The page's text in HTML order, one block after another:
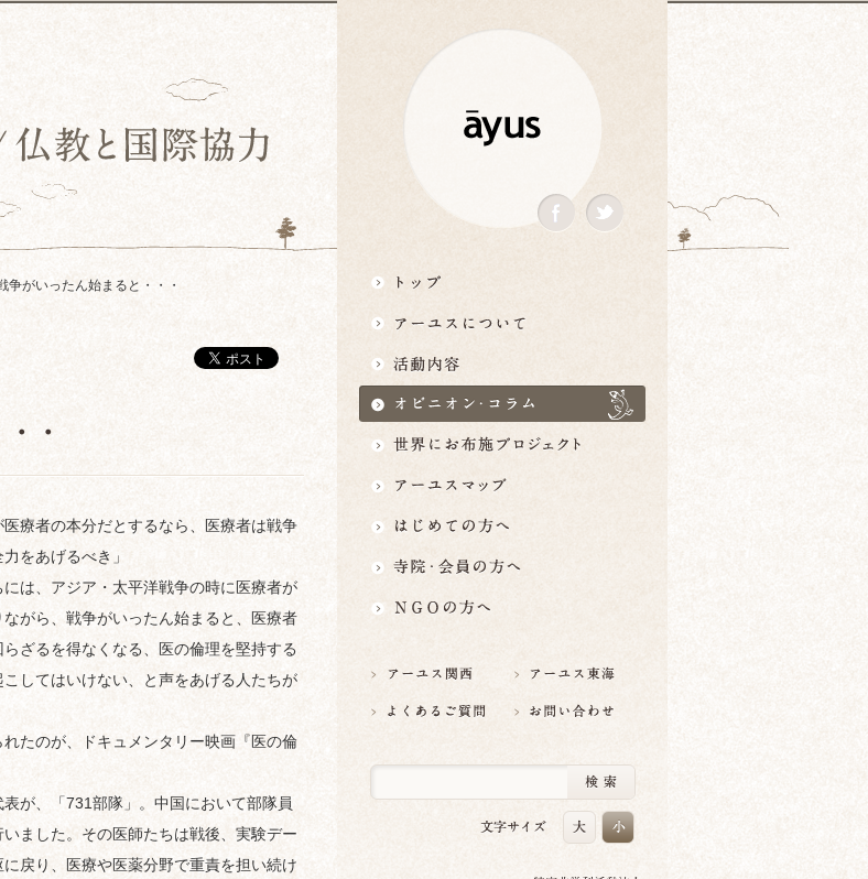
争がいったん始まると・・・
・
医療者の本分だとするなら、医療者は戦争
をあげるべき」
は、アジア・太平洋戦争の時に医療者が
がら、戦争がいったん始まると、医療者
ざるを得なくなる、医の倫理を堅持する
してはいけない、と声をあげる人たちが
たのが、ドキュメンタリー映画『医の倫
が、「731部隊」。中国において部隊員
ました。その医師たちは戦後、実験デー
戻り、医療や医薬分野で重責を担い続け